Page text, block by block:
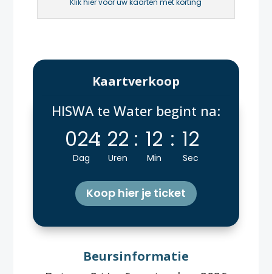
Kaartverkoop
HISWA te Water begint na:
024
Dag
: 22
Uren
: 12
Min
: 11
Sec
Koop hier je ticket
Beursinformatie